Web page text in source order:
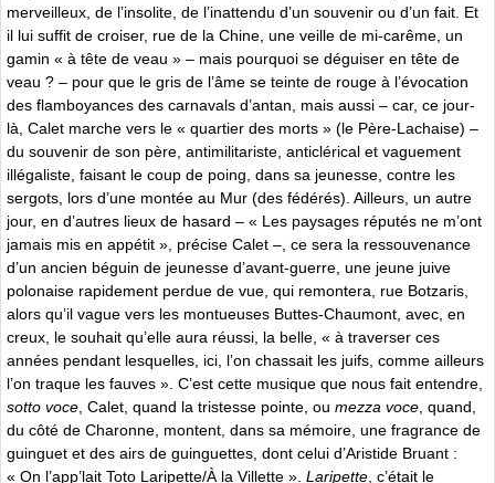
merveilleux, de l’insolite, de l’inattendu d’un souvenir ou d’un fait. Et
il lui suffit de croiser, rue de la Chine, une veille de mi-carême, un
gamin « à tête de veau » – mais pourquoi se déguiser en tête de
veau ? – pour que le gris de l’âme se teinte de rouge à l’évocation
des flamboyances des carnavals d’antan, mais aussi – car, ce jour-
là, Calet marche vers le « quartier des morts » (le Père-Lachaise) –
du souvenir de son père, antimilitariste, anticlérical et vaguement
illégaliste, faisant le coup de poing, dans sa jeunesse, contre les
sergots, lors d’une montée au Mur (des fédérés). Ailleurs, un autre
jour, en d’autres lieux de hasard – « Les paysages réputés ne m’ont
jamais mis en appétit », précise Calet –, ce sera la ressouvenance
d’un ancien béguin de jeunesse d’avant-guerre, une jeune juive
polonaise rapidement perdue de vue, qui remontera, rue Botzaris,
alors qu’il vague vers les montueuses Buttes-Chaumont, avec, en
creux, le souhait qu’elle aura réussi, la belle, « à traverser ces
années pendant lesquelles, ici, l’on chassait les juifs, comme ailleurs
l’on traque les fauves ». C’est cette musique que nous fait entendre,
sotto voce, Calet, quand la tristesse pointe, ou mezza voce, quand,
du côté de Charonne, montent, dans sa mémoire, une fragrance de
guinguet et des airs de guinguettes, dont celui d’Aristide Bruant :
« On l’app’lait Toto Laripette/À la Villette ». Laripette, c’était le